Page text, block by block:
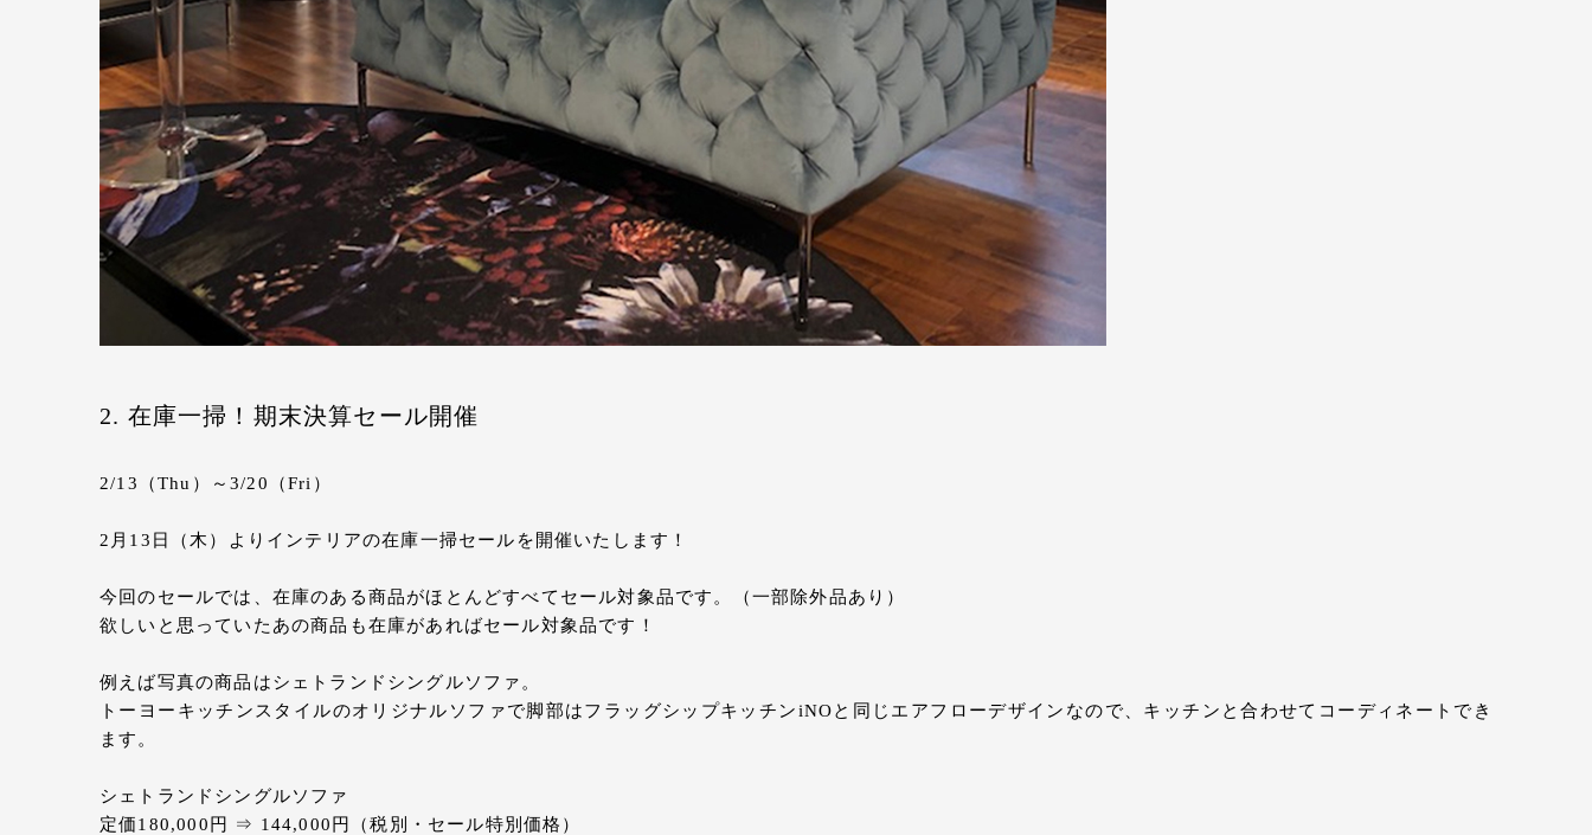
2. 在庫一掃！期末決算セール開催
2/13（Thu）～3/20（Fri）
2月13日（木）よりインテリアの在庫一掃セールを開催いたします！
今回のセールでは、在庫のある商品がほとんどすべてセール対象品です。（一部除外品あり）
欲しいと思っていたあの商品も在庫があればセール対象品です！
例えば写真の商品はシェトランドシングルソファ。
トーヨーキッチンスタイルのオリジナルソファで脚部はフラッグシップキッチンiNOと同じエアフローデザインなので、キッチンと合わせてコーディネートでき
ます。
シェトランドシングルソファ
定価180,000円 ⇒ 144,000円（税別・セール特別価格）